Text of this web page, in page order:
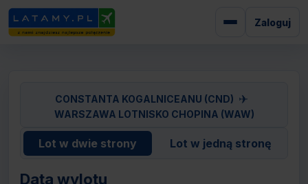
Zaloguj
CONSTANTA KOGALNICEANU (CND) ✈
WARSZAWA LOTNISKO CHOPINA (WAW)
Lot w dwie strony Lot w jedną stronę
Data wylotu